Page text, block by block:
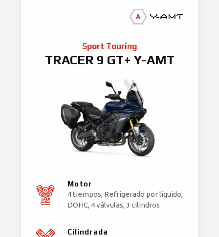
Sport Touring
TRACER 9 GT+ Y-AMT
Motor
4 tiempos, Refrigerado por líquido,
DOHC, 4 válvulas, 3 cilindros
Cilindrada